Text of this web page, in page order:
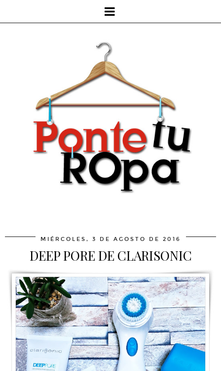
MIÉRCOLES, 3 DE AGOSTO DE 2016
DEEP PORE DE CLARISONIC